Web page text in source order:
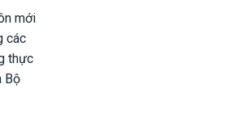
mới
các
thực
Bộ